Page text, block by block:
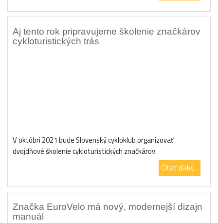
Aj tento rok pripravujeme školenie značkárov
cykloturistických trás
V októbri 2021 bude Slovenský cykloklub organizovať
dvojdňové školenie cykloturistických značkárov.
Čítať ďalej...
Značka EuroVelo má nový, modernejší dizajn
manuál